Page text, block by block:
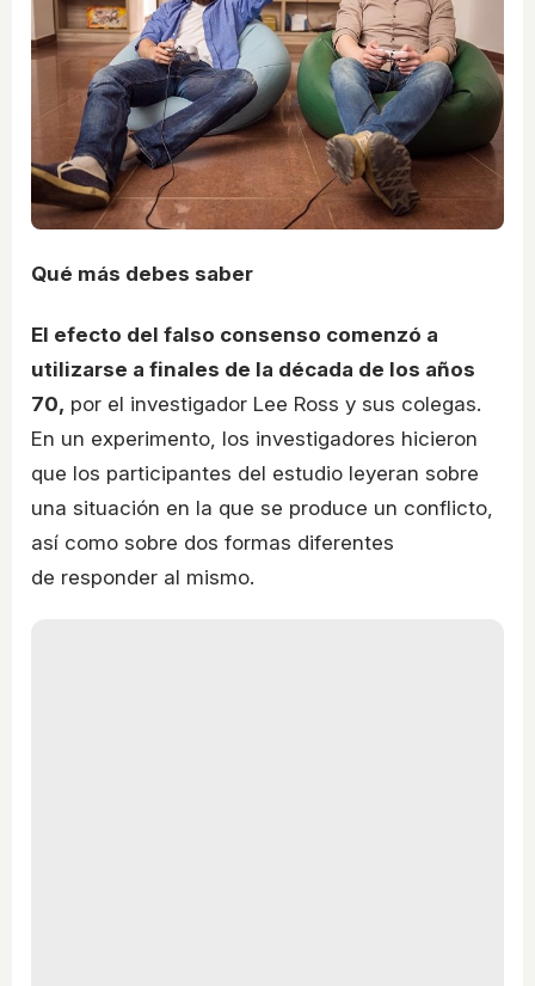
Qué más debes saber
El efecto del falso consenso comenzó a
utilizarse a finales de la década de los años
70, por el investigador Lee Ross y sus colegas.
En un experimento, los investigadores hicieron
que los participantes del estudio leyeran sobre
una situación en la que se produce un conflicto,
así como sobre dos formas diferentes
de responder al mismo.